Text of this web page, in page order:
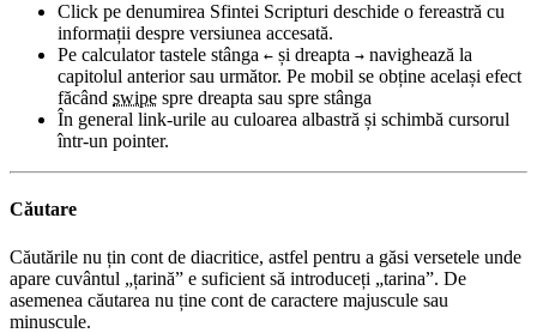
Click pe denumirea Sfintei Scripturi deschide o fereastră cu
informații despre versiunea accesată.
Pe calculator tastele stânga ← și dreapta → navighează la
capitolul anterior sau următor. Pe mobil se obține același efect
făcând swipe spre dreapta sau spre stânga
În general link-urile au culoarea albastră și schimbă cursorul
într-un pointer.
Căutare
Căutările nu țin cont de diacritice, astfel pentru a găsi versetele unde
apare cuvântul „țarină” e suficient să introduceți „tarina”. De
asemenea căutarea nu ține cont de caractere majuscule sau
minuscule.